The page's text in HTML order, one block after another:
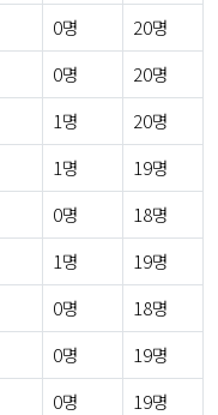
0명
20명
0명
20명
1명
20명
1명
19명
0명
18명
1명
19명
0명
18명
0명
19명
0명
19명